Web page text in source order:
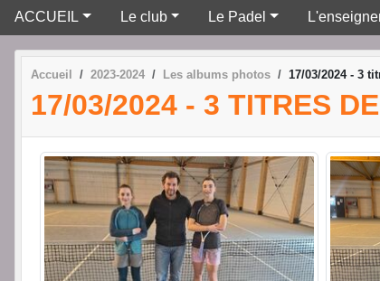
ACCUEIL Le club Le Padel
Accueil 2023-2024 Les albums photos 17/03/2024 - 3
17/03/2024 - 3 TITRES